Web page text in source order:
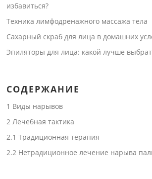
избавиться?
Техника лимфодренажного массажа тела
Сахарный скраб для лица в домашних
Эпиляторы для лица: какой лучше
СОДЕРЖАНИЕ
1 Виды нарывов
2 Лечебная тактика
2.1 Традиционная терапия
2.2 Нетрадиционное лечение нарыва